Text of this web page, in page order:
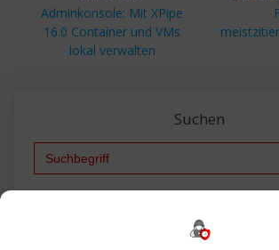
Beitrag:
Adminkonsole: Mit XPipe
16.0 Container und VMs
lokal verwalten
Beitrag:
Suchen
Search
Bautagebuch